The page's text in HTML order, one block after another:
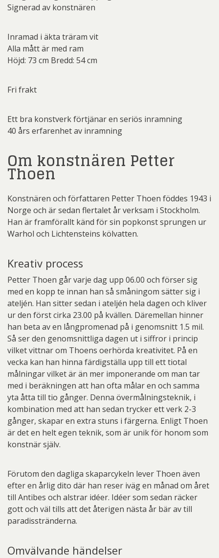
Signerad av konstnären
Inramad i äkta träram vit
Alla mått är med ram
Höjd: 73 cm Bredd: 54 cm
Fri frakt
Ett bra konstverk förtjänar en seriös inramning
40 års erfarenhet av inramning
Om konstnären Petter
Thoen
Konstnären och författaren Petter Thoen föddes 1943 i
Norge och är sedan flertalet år verksam i Stockholm.
Han är framförallt känd för sin popkonst sprungen ur
Warhol och Lichtensteins kölvatten.
Kreativ process
Petter Thoen går varje dag upp 06.00 och förser sig
med en kopp te innan han så småningom sätter sig i
ateljén. Han sitter sedan i ateljén hela dagen och kliver
ur den först cirka 23.00 på kvällen. Däremellan hinner
han beta av en långpromenad på i genomsnitt 1.5 mil.
Så ser den genomsnittliga dagen ut i siffror i princip
vilket vittnar om Thoens oerhörda kreativitet. På en
vecka kan han hinna färdigställa upp till ett tiotal
målningar vilket är än mer imponerande om man tar
med i beräkningen att han ofta målar en och samma
yta åtta till tio gånger. Denna övermålningsteknik, i
kombination med att han sedan trycker ett verk 2-3
gånger, skapar en extra stuns i färgerna. Enligt Thoen
är det en helt egen teknik, som är unik för honom som
konstnär själv.
Förutom den dagliga skaparcykeln lever Thoen även
efter en årlig dito där han reser iväg en månad om året
till Antibes och alstrar idéer. Idéer som sedan räcker
gott och väl tills att det återigen nästa år bär av till
paradisstränderna.
Omvälvande händelser